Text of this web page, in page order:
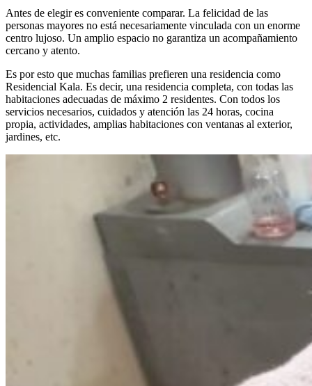
Antes de elegir es conveniente comparar. La felicidad de las
personas mayores no está necesariamente vinculada con un enorme
centro lujoso. Un amplio espacio no garantiza un acompañamiento
cercano y atento.
Es por esto que muchas familias prefieren una residencia como
Residencial Kala. Es decir, una residencia completa, con todas las
habitaciones adecuadas de máximo 2 residentes. Con todos los
servicios necesarios, cuidados y atención las 24 horas, cocina
propia, actividades, amplias habitaciones con ventanas al exterior,
jardines, etc.